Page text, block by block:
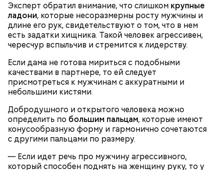
Эксперт обратил внимание, что слишком крупные
ладони, которые несоразмерны росту мужчины и
длине его рук, свидетельствуют о том, что в нем
есть задатки хищника. Такой человек агрессивен,
чересчур вспыльчив и стремится к лидерству.
Если дама не готова мириться с подобными
качествами в партнере, то ей следует
присмотреться к мужчинам с аккуратными и
небольшими кистями.
Добродушного и открытого человека можно
определить по большим пальцам, которые имеют
конусообразную форму и гармонично сочетаются
с другими пальцами по размеру.
— Если идет речь про мужчину агрессивного,
который способен поднять на женщину руку, то у
«Новым рекордам — быть»: как
активность Эль-Ниньо может
отразиться на предстоящем лете
в России
По его словам, молния может распасться, улететь
или просто погаснуть. Однако есть риск, что она
может и взорваться.
— Электричества нет. Но есть электростанция. И
секретарь партийной организации сжалился и
выделил нам цветной телевизор. И мы вечером
смогли посмотреть матч, — вспоминает он.
Помози мне грешному и унылому в настоящем сем
житии, умоли Господа Бога даровати ми
оставление всех моих грехов, елико согреших от
юности моея, во всем житии моем, делом, словом,
помышлением и всеми моими чувствы; и во исходе
души моея помози ми окаянному, умоли Господа
Бога, всея твари Содетеля, избавити мя воздушных
мытарств и вечного мучения: да всегда прославляю
предстательство, ныне и присно и во веки веков.
Аминь.